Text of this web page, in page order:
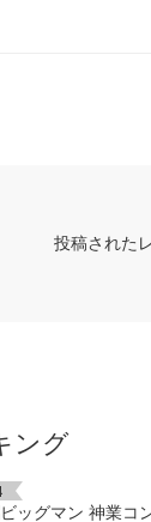
投稿された
ング